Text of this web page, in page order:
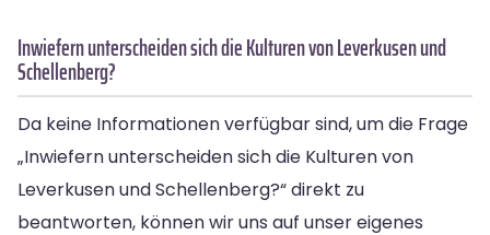
Inwiefern unterscheiden sich die Kulturen von Leverkusen und
Schellenberg?
Da keine Informationen verfügbar sind, um die Frage
„Inwiefern unterscheiden sich die Kulturen von
Leverkusen und Schellenberg?“ direkt zu
beantworten, können wir uns auf unser eigenes